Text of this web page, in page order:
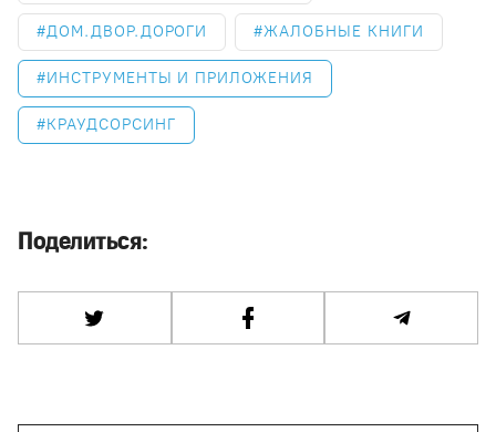
ДОМ.ДВОР.ДОРОГИ ЖАЛОБНЫЕ КНИГИ
ИНСТРУМЕНТЫ И ПРИЛОЖЕНИЯ
КРАУДСОРСИНГ
Поделиться: